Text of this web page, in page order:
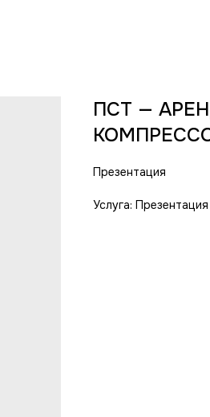
ПСТ —
Презентация
Услуга: Презентация